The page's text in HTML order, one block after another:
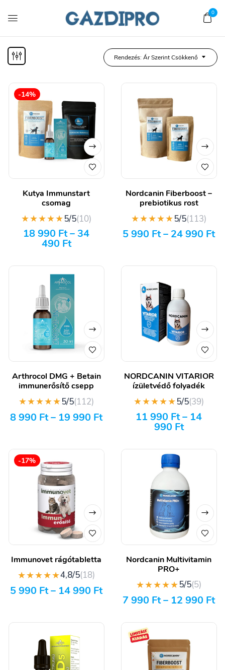
0
Rendezés: Ár Szerint Csökkenő
-14%
Kutya Immunstart
csomag
★★★★★5/5(10)
18 990 Ft–34
490 Ft
Nordcanin Fiberboost –
prebiotikus rost
★★★★★5/5(113)
5 990 Ft– 24 990 Ft
Arthrocol DMG + Betain
immunerősítő csepp
★★★★★5/5(112)
8 990 Ft– 19 990 Ft
NORDCANIN VITARIOR
ízületvédő folyadék
★★★★★5/5(39)
11 990 Ft– 14
990 Ft
-17%
Immunovet rágótabletta
★★★★★4,8/5(18)
5 990 Ft– 14 990 Ft
Nordcanin Multivitamin
PRO+
★★★★★5/5(5)
7 990 Ft– 12 990 Ft